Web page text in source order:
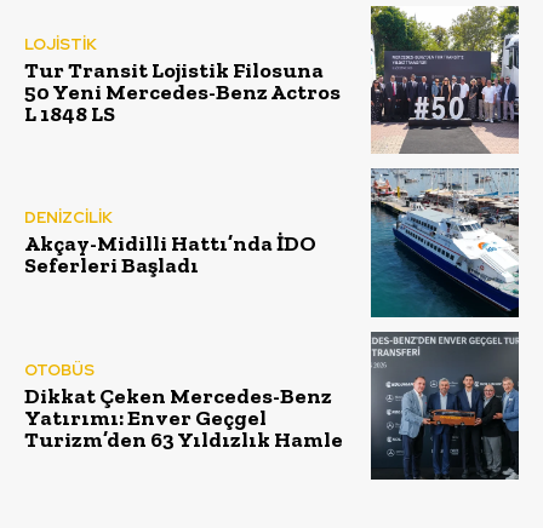
LOJİSTİK
Tur Transit Lojistik Filosuna
50 Yeni Mercedes-Benz Actros
L 1848 LS
DENİZCİLİK
Akçay-Midilli Hattı’nda İDO
Seferleri Başladı
OTOBÜS
Dikkat Çeken Mercedes-Benz
Yatırımı: Enver Geçgel
Turizm’den 63 Yıldızlık Hamle